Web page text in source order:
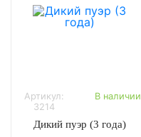
Артикул:
3214
В наличии
Дикий пуэр (3 года)